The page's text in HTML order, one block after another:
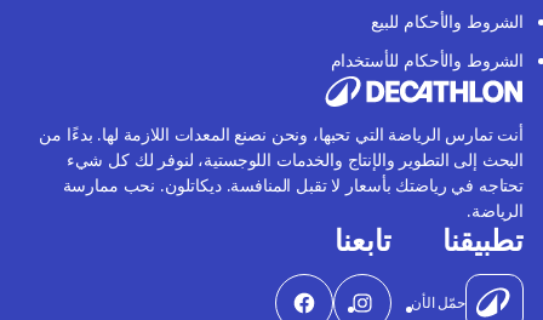
الشروط والأحكام للبيع
الشروط والأحكام للأستخدام
أنت تمارس الرياضة التي تحبها، ونحن نصنع المعدات اللازمة لها. بدءًا من
البحث إلى التطوير والإنتاج والخدمات اللوجستية، لنوفر لك كل شيء
تحتاجه في رياضتك بأسعار لا تقبل المنافسة. ديكاتلون. نحب ممارسة
الرياضة.
تطبيقنا
حمّل الأن
تابعنا